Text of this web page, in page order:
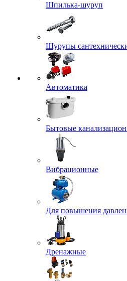
Шпилька-шуруп
Шурупы
Автоматика
Бытовые
Вибрационные
Для повышения
Дренажные